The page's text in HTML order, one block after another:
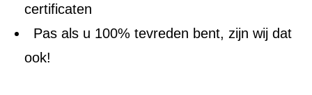
certificaten
Pas als u 100% tevreden bent, zijn wij dat
ook!